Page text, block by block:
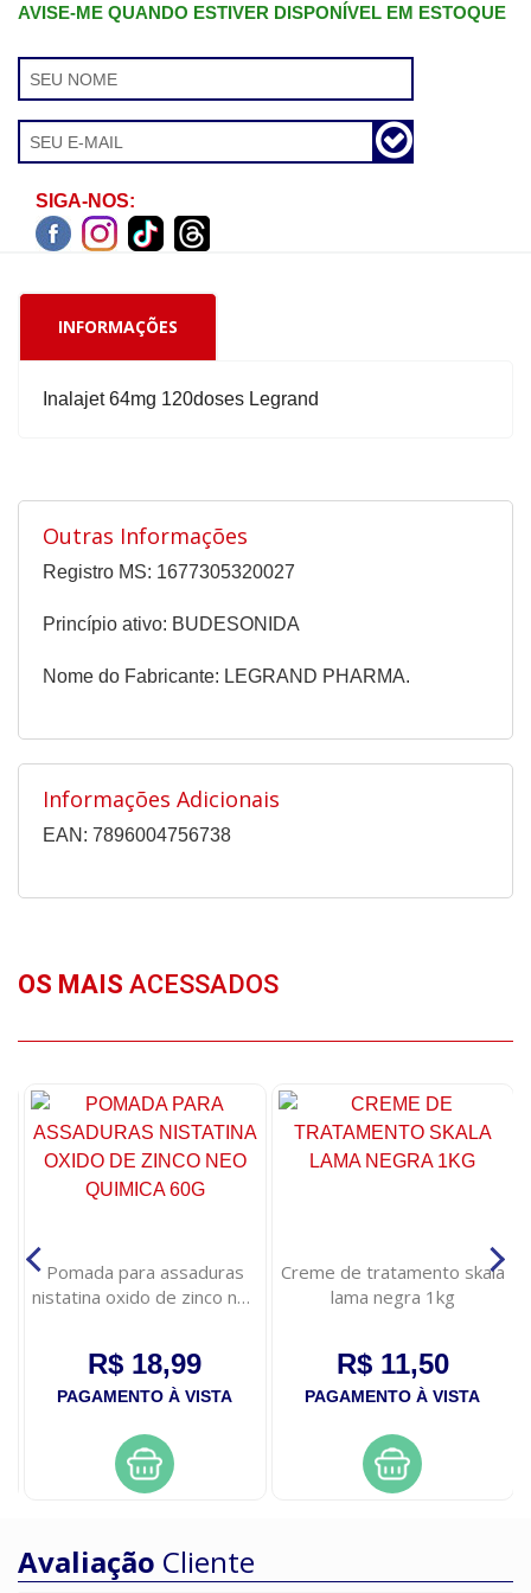
AVISE-ME QUANDO ESTIVER DISPONÍVEL EM ESTOQUE
SIGA-NOS:
INFORMAÇÕES
Inalajet 64mg 120doses Legrand
Outras Informações
Registro MS: 1677305320027
Princípio ativo: BUDESONIDA
Nome do Fabricante: LEGRAND PHARMA.
Informações Adicionais
EAN: 7896004756738
OS MAIS ACESSADOS
Pomada para assaduras
nistatina oxido de zinco neo
R$ 18,99
PAGAMENTO À VISTA
Creme de tratamento skala
lama negra 1kg
R$ 11,50
PAGAMENTO À VISTA
Avaliação Cliente